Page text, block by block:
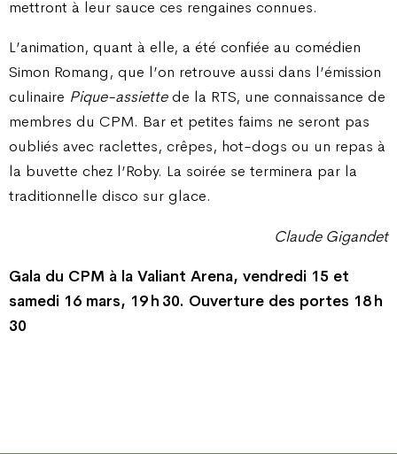
mettront à leur sauce ces rengaines connues.
L’animation, quant à elle, a été confiée au comédien
Simon Romang, que l’on retrouve aussi dans l’émission
culinaire Pique-assiettede la RTS, une connaissance de
membres du CPM. Bar et petites faims ne seront pas
oubliés avec raclettes, crêpes, hot-dogs ou un repas à
la buvette chez l’Roby. La soirée se terminera par la
traditionnelle disco sur glace.
Claude Gigandet
Gala du CPM à la Valiant Arena, vendredi 15 et
samedi 16 mars, 19 h 30. Ouverture des portes 18 h
30